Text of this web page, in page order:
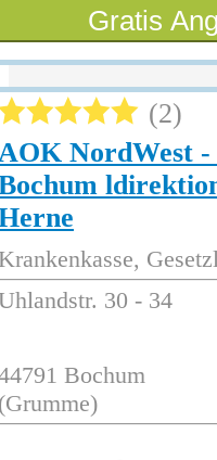
Gratis
NordWest -
2
30 - 34
Bochum